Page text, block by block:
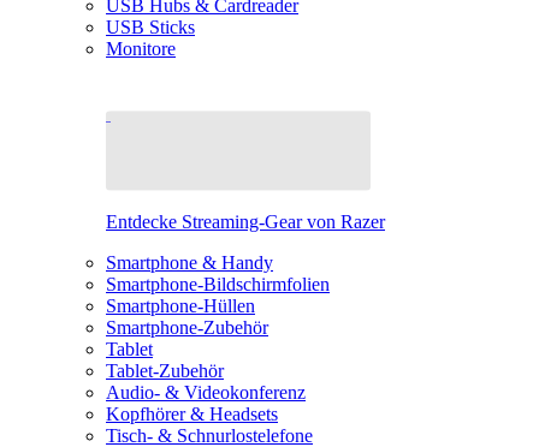
USB Hubs & Cardreader
USB Sticks
Monitore
Entdecke Streaming-Gear von Razer
Smartphone & Handy
Smartphone-Bildschirmfolien
Smartphone-Hüllen
Smartphone-Zubehör
Tablet
Tablet-Zubehör
Audio- & Videokonferenz
Kopfhörer & Headsets
Tisch- & Schnurlostelefone